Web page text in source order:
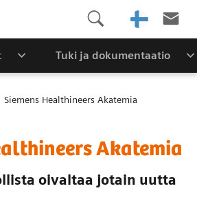
Tuki ja dokumentaatio
Siemens Healthineers Akatemia
Akatemia
oivaltaa jotain uutta